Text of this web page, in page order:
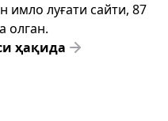
имло луғати сайти, 87
олган.
ҳақида